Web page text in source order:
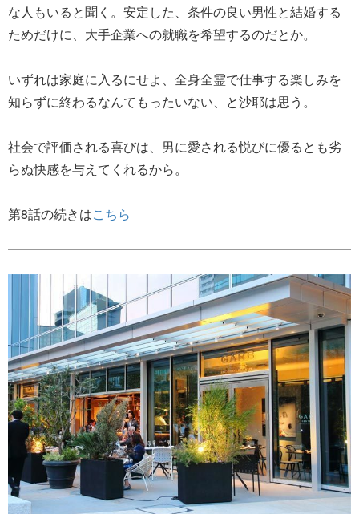
な人もいると聞く。安定した、条件の良い男性と結婚する
ためだけに、大手企業への就職を希望するのだとか。
いずれは家庭に入るにせよ、全身全霊で仕事する楽しみを
知らずに終わるなんてもったいない、と沙耶は思う。
社会で評価される喜びは、男に愛される悦びに優るとも劣
らぬ快感を与えてくれるから。
第8話の続きはこちら